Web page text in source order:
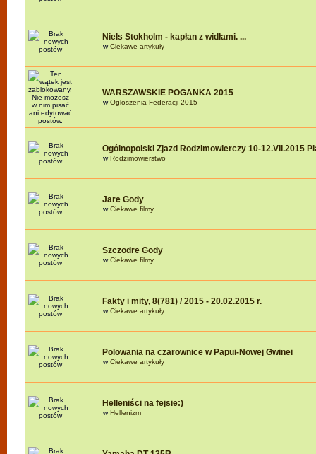
Niels Stokholm - kapłan z widłami. ...
wCiekawe artykuły
WARSZAWSKIE POGANKA 2015
wOgłoszenia Federacji 2015
Ogólnopolski Zjazd Rodzimowierczy 10-12.VII.2015
wRodzimowierstwo
Jare Gody
wCiekawe filmy
Szczodre Gody
wCiekawe filmy
Fakty i mity, 8(781) / 2015 - 20.02.2015 r.
wCiekawe artykuły
Polowania na czarownice w Papui-Nowej Gwinei
wCiekawe artykuły
Helleniści na fejsie:)
wHellenizm